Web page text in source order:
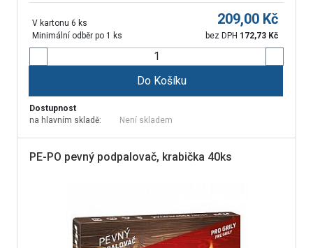
V kartonu 6 ks
Minimální odběr po 1 ks
209,00 Kč
bez DPH 172,73 Kč
Do Košíku
Dostupnost
na hlavním skladě:
Není skladem
PE-PO pevný podpalovač, krabička 40ks